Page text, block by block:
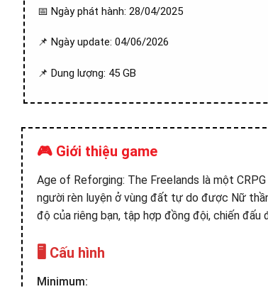
📅 Ngày phát hành: 28/04/2025
📌 Ngày update: 04/06/2026
📌 Dung lượng: 45 GB
🎮 Giới thiệu game
Age of Reforging: The Freelands là một
người rèn luyện ở vùng đất tự do được Nữ
độ của riêng bạn, tập hợp đồng đội, chiến
🖥️ Cấu hình
Minimum: